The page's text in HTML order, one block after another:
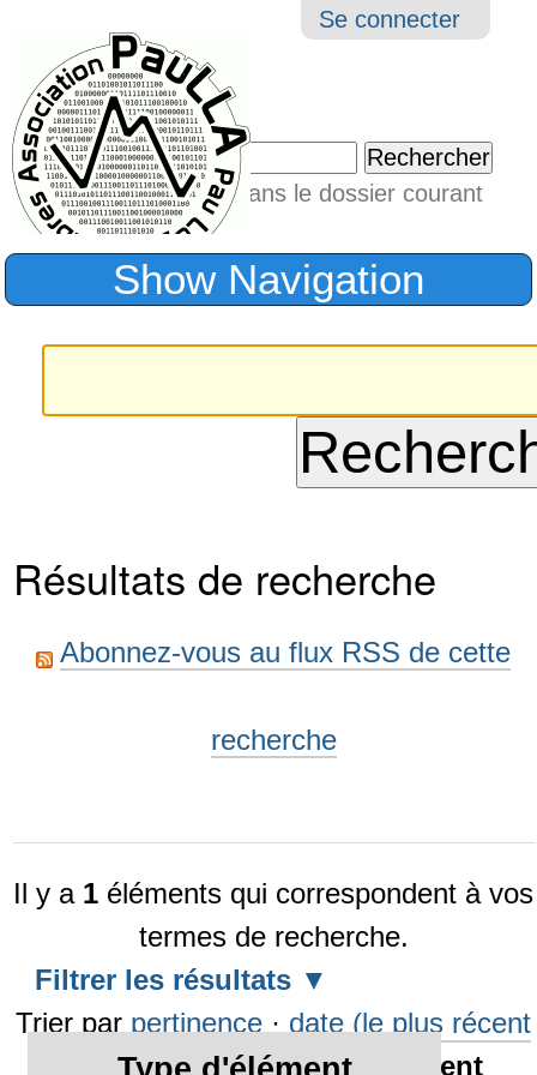
Outils
Se connecter
Chercher par
Seulement dans le dossier courant
Recherche
Show Navigation
Résultats de recherche
Abonnez-vous au flux RSS de cette
recherche
Il y a 1 éléments qui correspondent à vos
termes de recherche.
Filtrer les résultats
Trier par pertinence · date (le plus récent
en premier) · alphabétiquement